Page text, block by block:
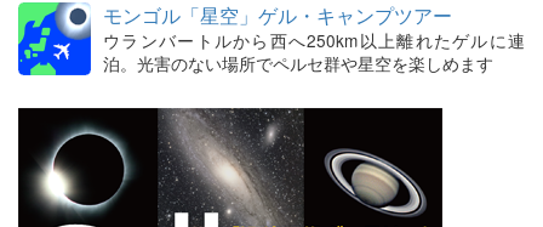
モンゴル「星空」ゲル・キャンプツアー
ウランバートルから西へ250km以上離れたゲルに連
泊。光害のない場所でペルセ群や星空を楽しめます